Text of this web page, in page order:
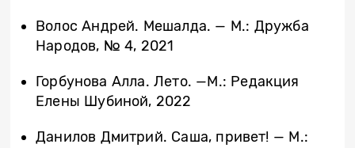
Волос Андрей. Мешалда. — М.: Дружба
Народов, № 4, 2021
Горбунова Алла. Лето. —М.: Редакция
Елены Шубиной, 2022
Данилов Дмитрий. Саша, привет! — М.: